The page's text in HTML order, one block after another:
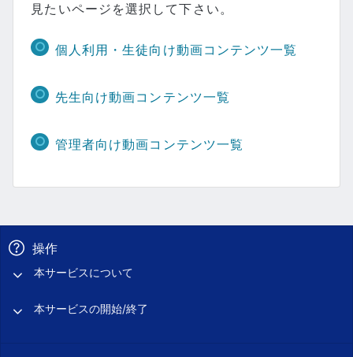
見たいページを選択して下さい。
個人利用・生徒向け動画コンテンツ一覧
先生向け動画コンテンツ一覧
管理者向け動画コンテンツ一覧
操作
本サービスについて
本サービスの開始/終了